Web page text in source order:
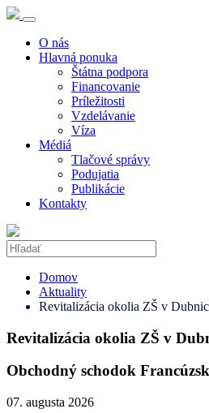
O nás
Hlavná ponuka
Štátna podpora
Financovanie
Príležitosti
Vzdelávanie
Víza
Médiá
Tlačové správy
Podujatia
Publikácie
Kontakty
Domov
Aktuality
Revitalizácia okolia ZŠ v
Revitalizácia okolia ZŠ v
Obchodný schodok
07. augusta 2026